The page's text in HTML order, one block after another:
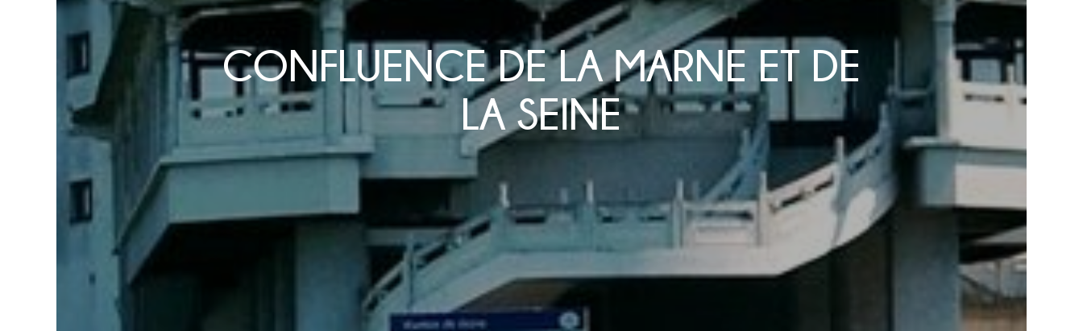
CONFLUENCE DE LA MARNE ET DE
LA SEINE